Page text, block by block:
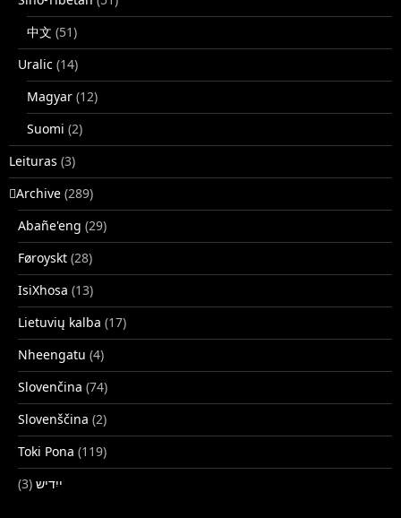
中文 (51)
Uralic (14)
Magyar (12)
Suomi (2)
Leituras (3)
􏿽Archive (289)
Abañe'eng (29)
Føroyskt (28)
IsiXhosa (13)
Lietuvių kalba (17)
Nheengatu (4)
Slovenčina (74)
Slovenščina (2)
Toki Pona (119)
ייִדיש (3)